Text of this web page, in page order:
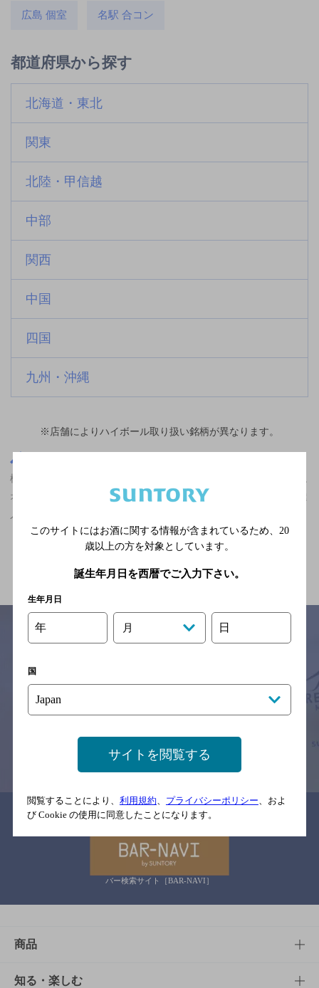
広島 個室 名駅 合コン
都道府県から探す
北海道・東北
関東
北陸・甲信越
中部
関西
中国
四国
九州・沖縄
※店舗によりハイボール取り扱い銘柄が異なります。
栃木県,メキシコ料理,ザ・プレミアム・モルツ香るエールが飲める,
オシャレなフンイキ,個室あり/飲み放題あり/クーポンありの神泡達
人店
※それぞれのお店のメニューや営業時間などの掲載情報については、
念のためお店にご確認の上ご来店くださいますようお願い申し上げま
情報提供：ぐるなび
関連リンク
バー検索サイト［BAR-NAVI］
商品
商品TOP
知る・楽しむ
このサイトにはお酒に関する情報が含まれているため、 20
歳以上の方を対象としています。
誕生年月日を西暦でご入力下さい。
生年月日
年 月 日
国
サイトを閲覧する
閲覧することにより、 利用規約、 プライバシーポリシー、およ
び Cookie の使用に同意したことになります。